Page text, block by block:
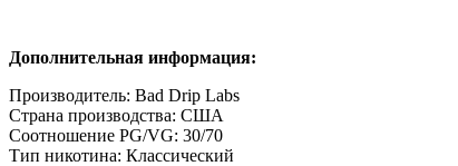
Дополнительная информация:
Производитель: Bad Drip Labs
Страна производства: США
Соотношение PG/VG: 30/70
Тип никотина: Классический